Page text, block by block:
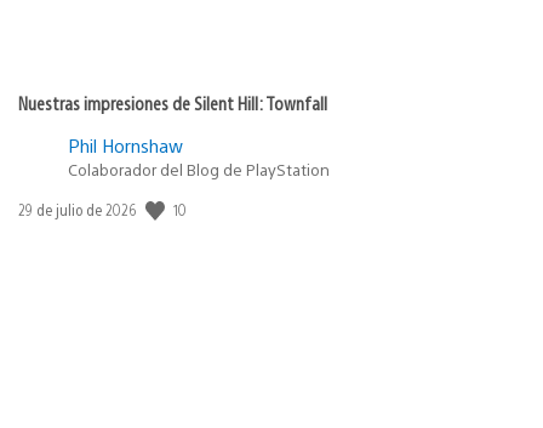
Nuestras impresiones de Silent Hill: Townfall
Phil Hornshaw
Colaborador del Blog de PlayStation
Fecha
29 de julio de 2026 10